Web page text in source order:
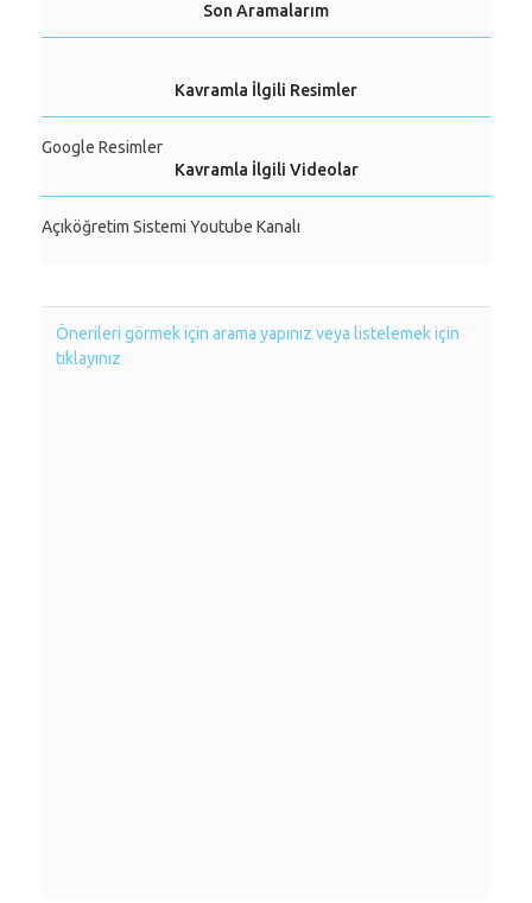
Son Aramalarım
Kavramla İlgili Resimler
Google Resimler
Kavramla İlgili Videolar
Açıköğretim Sistemi Youtube Kanalı
Önerileri görmek için arama yapınız veya listelemek için
tıklayınız